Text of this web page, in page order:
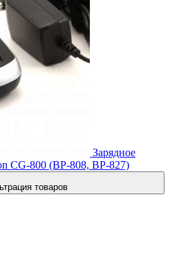
Зарядное
CG-800 (BP-808, BP-827)
товаров